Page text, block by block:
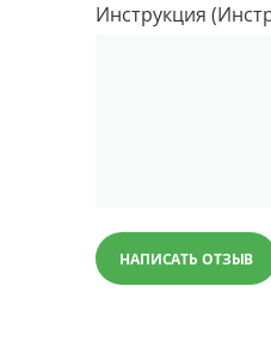
Инструкция
НАПИСАТЬ ОТЗЫВ